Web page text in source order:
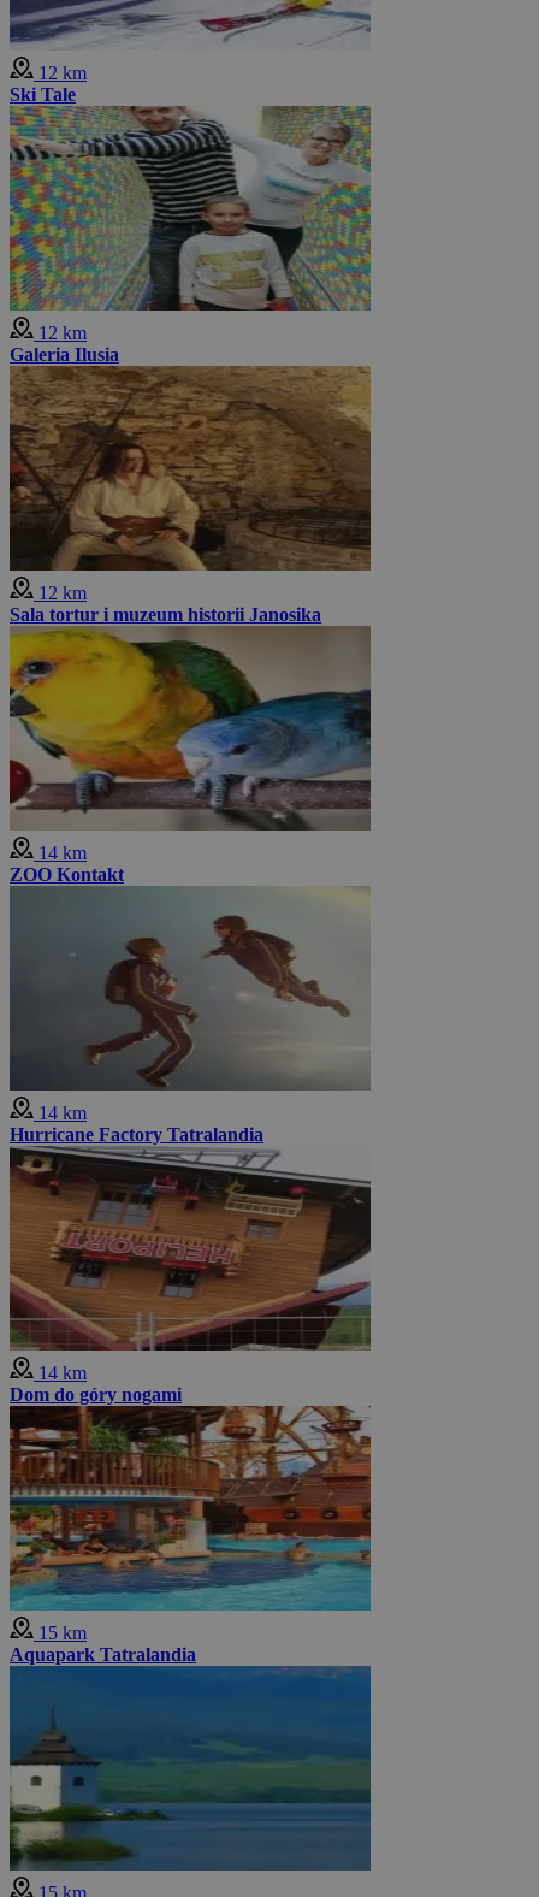
12 km
Ski Tale
12 km
Galeria Ilusia
12 km
Sala tortur i muzeum historii Janosika
14 km
ZOO Kontakt
14 km
Hurricane Factory Tatralandia
14 km
Dom do góry nogami
15 km
Aquapark Tatralandia